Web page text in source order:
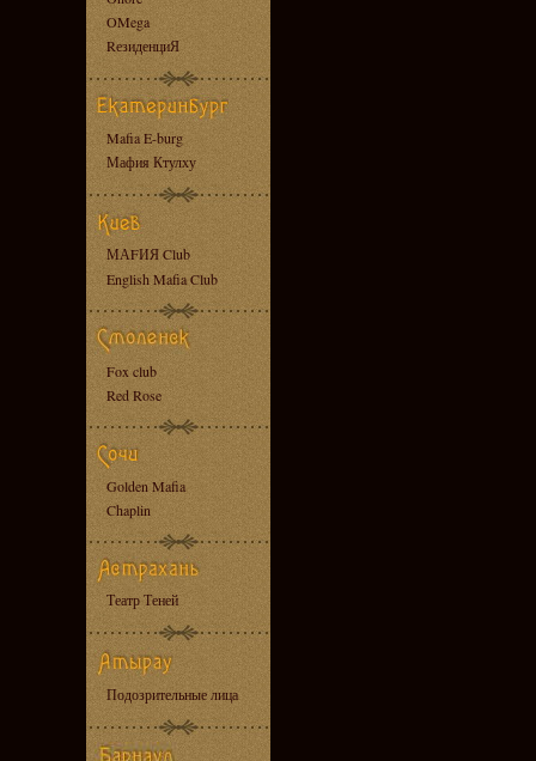
OMega
RезиденциЯ
Mafia E-burg
Мафия Ктулху
МАFИЯ Club
English Mafia Club
Fox club
Red Rose
Golden Mafia
Chaplin
Театр Теней
Подозрительные лица